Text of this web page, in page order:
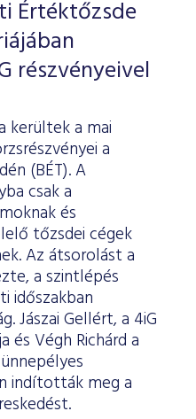
Értéktőzsde
részvényeivel
kerültek a mai
a
(BÉT). A
csak a
és
tőzsdei cégek
Az átsorolást a
a szintlépés
időszakban
Jászai Gellért, a 4iG
és Végh Richárd a
indították meg a